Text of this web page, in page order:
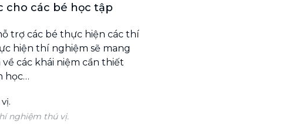
cho các bé học tập
trợ các bé thực hiện các thí
hiện thí nghiệm sẽ mang
các khái niệm cần thiết
học…
nghiệm thú vị.